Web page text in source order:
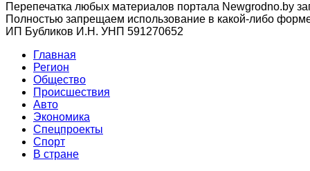
Перепечатка любых материалов портала Newgrodno.by
Полностью запрещаем использование в какой-либо
ИП Бубликов И.Н. УНП 591270652
Главная
Регион
Общество
Происшествия
Авто
Экономика
Спецпроекты
Cпорт
В стране